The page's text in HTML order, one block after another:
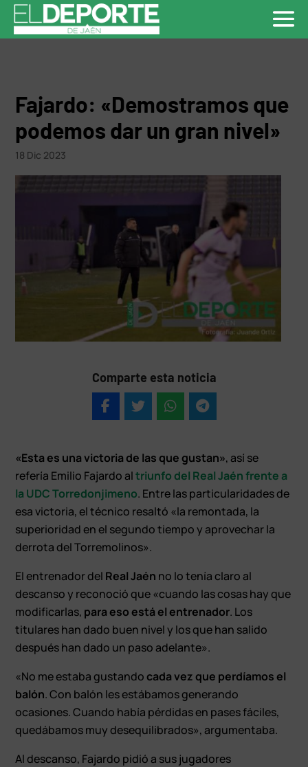
Fajardo: «Demostramos que
podemos dar un gran nivel»
18 Dic 2023
Comparte esta noticia
«Esta es una victoria de las que gustan», así se
refería Emilio Fajardo altriunfo del Real Jaén frente a
la UDC Torredonjimeno. Entre las particularidades de
esa victoria, el técnico resaltó «la remontada, la
superioridad en el segundo tiempo y aprovechar la
derrota del Torremolinos».
El entrenador del Real Jaén no lo tenía claro al
descanso y reconoció que «cuando las cosas hay que
modificarlas, para eso está el entrenador. Los
titulares han dado buen nivel y los que han salido
después han dado un paso adelante».
«No me estaba gustandocada vez que perdíamos el
balón. Con balón les estábamos generando
ocasiones. Cuando había pérdidas en pases fáciles,
quedábamos muy desequilibrados», argumentaba.
Al descanso, Fajardo pidió a sus jugadores